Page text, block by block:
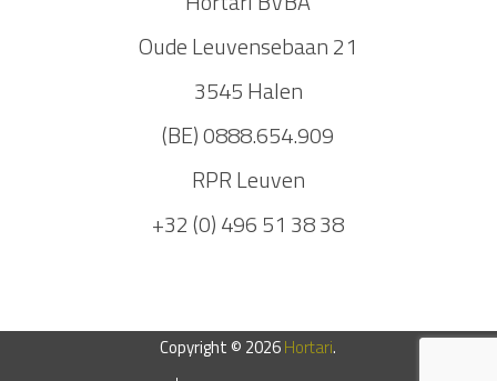
Oude Leuvensebaan 21
3545 Halen
(BE) 0888.654.909
RPR Leuven
+32 (0) 496 51 38 38
Copyright © 2026Hortari.